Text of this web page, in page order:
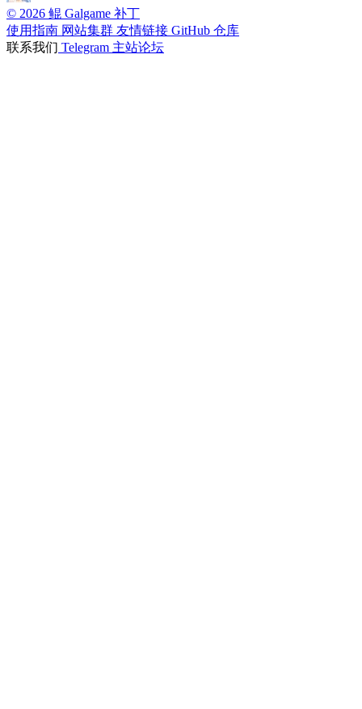
© 2026 鲲 Galgame 补丁
使用指南 网站集群 友情链接 GitHub 仓库
联系我们 Telegram 主站论坛